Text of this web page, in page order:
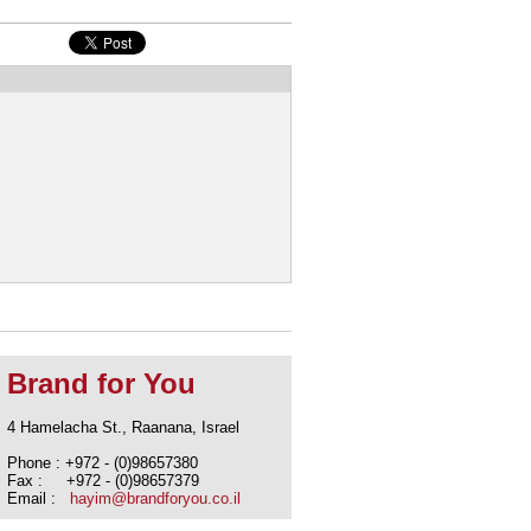
Brand for You
4 Hamelacha St., Raanana, Israel
Phone : +972 - (0)98657380
Fax : +972 - (0)98657379
Email :
hayim@brandforyou.co.il